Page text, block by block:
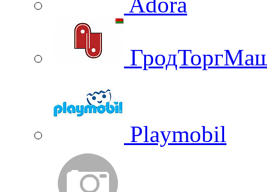
Playmobil